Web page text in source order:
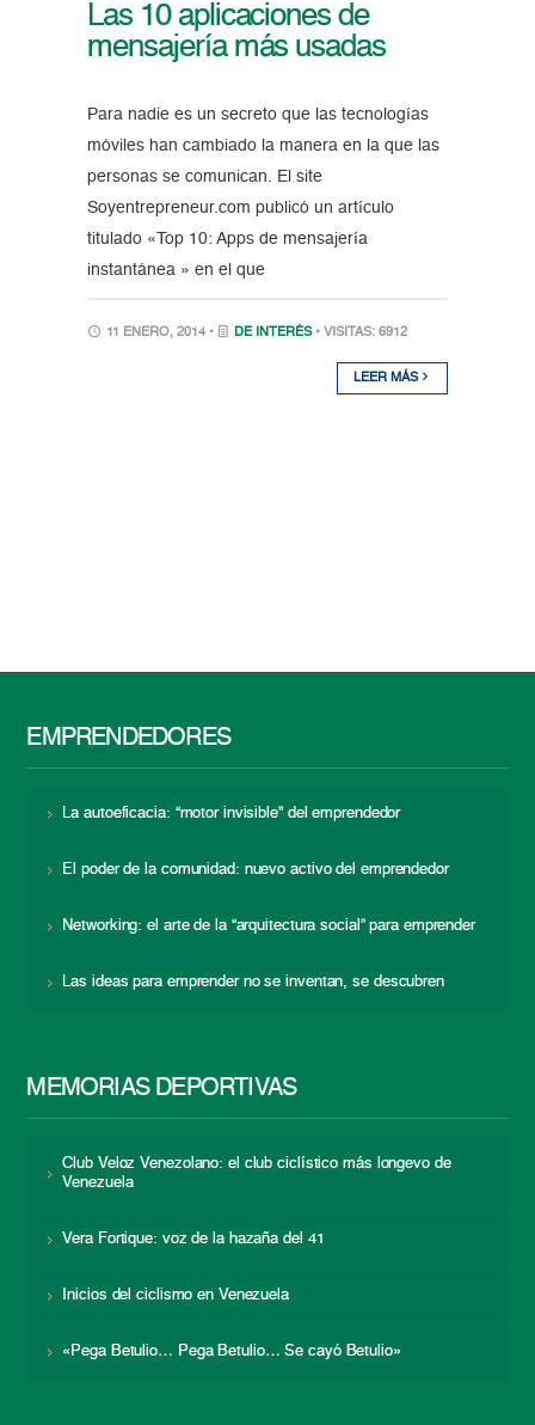
Las 10 aplicaciones de
mensajería más usadas
Para nadie es un secreto que las tecnologías
móviles han cambiado la manera en la que las
personas se comunican. El site
Soyentrepreneur.com publicó un artículo
titulado «Top 10: Apps de mensajería
instantánea » en el que
11 ENERO, 2014 • DE INTERÉS • VISITAS: 6912
LEER MÁS
EMPRENDEDORES
La autoeficacia: “motor invisible” del emprendedor
El poder de la comunidad: nuevo activo del emprendedor
Networking: el arte de la “arquitectura social” para emprender
Las ideas para emprender no se inventan, se descubren
MEMORIAS DEPORTIVAS
Club Veloz Venezolano: el club ciclístico más longevo de
Venezuela
Vera Fortique: voz de la hazaña del 41
Inicios del ciclismo en Venezuela
«Pega Betulio… Pega Betulio… Se cayó Betulio»